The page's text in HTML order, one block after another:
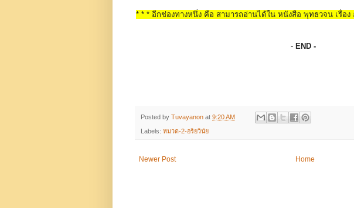
* * * อีกช่องทางหนึ่ง คือ สามารถอ่านได้ใน หนังสือ พุทธวจน เรื่อ
-END -
Posted by Tuvayanon at 9:20 AM
Labels: หมวด-2-อริยวินัย
Newer Post Home